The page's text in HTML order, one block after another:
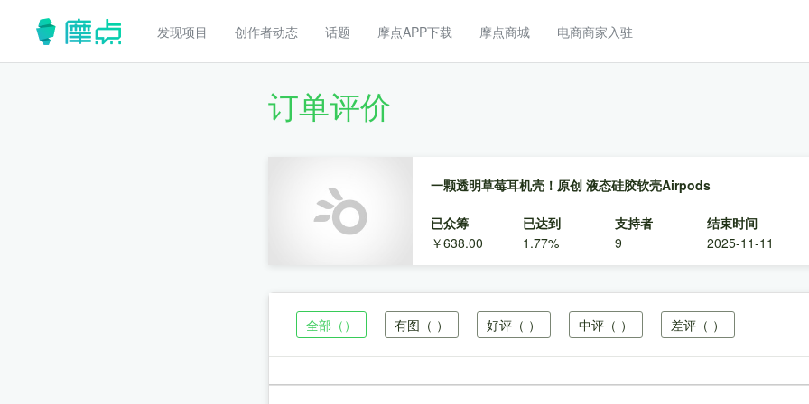
发现项目 创作者动态 话题 摩点APP下载 摩点商城 电商商家入驻
订单评价
一颗透明草莓耳机壳！原创 液态硅胶软壳Airpods
已众筹
￥638.00
已达到
1.77%
支持者
9
结束时间
2025-11-11
全部 （） 有图 （ ） 好评 （ ） 中评 （ ） 差评 （ ）